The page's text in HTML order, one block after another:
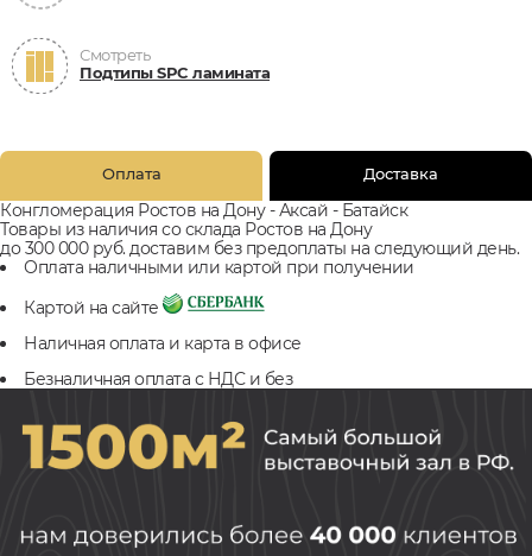
Смотреть
Подтипы SPC ламината
Оплата Доставка
Конгломерация Ростов на Дону - Аксай - Батайск
Товары из наличия со склада Ростов на Дону
до 300 000 руб. доставим без предоплаты на следующий день.
Оплата наличными или картой при получении
Картой на сайте
Наличная оплата и карта в офисе
Безналичная оплата с НДС и без